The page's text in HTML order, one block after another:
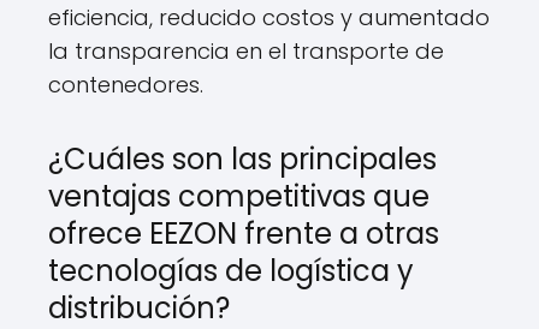
eficiencia, reducido costos y aumentado
la transparencia en el transporte de
contenedores.
¿Cuáles son las principales
ventajas competitivas que
ofrece EEZON frente a otras
tecnologías de logística y
distribución?